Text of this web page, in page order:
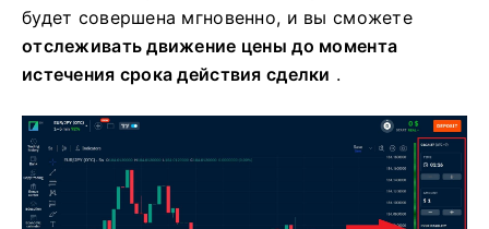
будет совершена мгновенно, и вы сможете
отслеживать движение цены до момента
истечения срока действия сделки .